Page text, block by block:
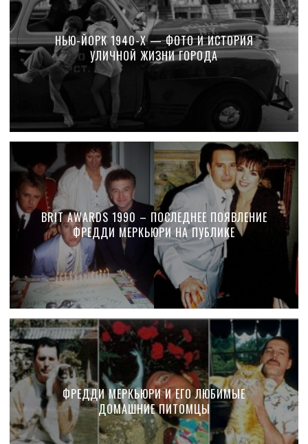
НЬЮ-ЙОРК 1940-Х — ФОТО И ИСТОРИЯ
УЛИЧНОЙ ЖИЗНИ ГОРОДА
BRIT AWARDS 1990 – ПОСЛЕДНЕЕ ПОЯВЛЕНИЕ
ФРЕДДИ МЕРКЬЮРИ НА ПУБЛИКЕ
ФРЕДДИ МЕРКЬЮРИ И ЕГО ЛЮБИМЫЕ
ДОМАШНИЕ ПИТОМЦЫ